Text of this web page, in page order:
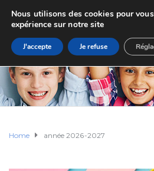
Home année 2026-2027
Nous utilisons des cookies pour
expérience sur notre site
J'accepte Je refuse